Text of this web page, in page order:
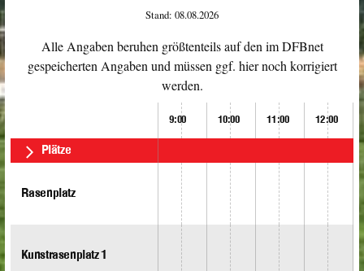
Stand: 08.08.2026
Alle Angaben beruhen größtenteils auf den im DFBnet
gespeicherten Angaben und müssen ggf. hier noch korrigiert
werden.
9:00 10:00 11:00 12:00
Plätze
Rasenplatz
Kunstrasenplatz 1